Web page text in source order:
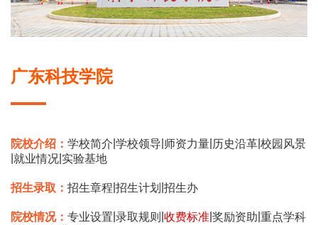
广东科技学院
院校介绍： 学校简介 学校领导 师资力量 历史沿革 校园风景
就业情况 实验基地
招生录取： 招生章程 招生计划 招生办
院校情况： 专业设置 录取规则 收费标准 奖励资助 重点学科